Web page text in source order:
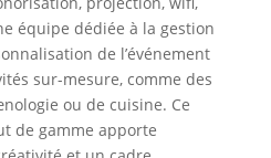
équipe dédiée à la gestion
de l’événement
sur-mesure, comme des
ou de cuisine. Ce
de gamme apporte